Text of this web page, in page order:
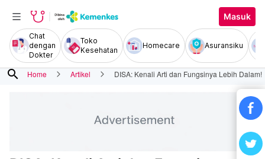
Masuk
Chat
dengan
Dokter
Toko
Kesehatan
Homecare Asuransiku
search Home Artikel DISA: Kenali Arti dan Fungsinya Lebih Dalam!